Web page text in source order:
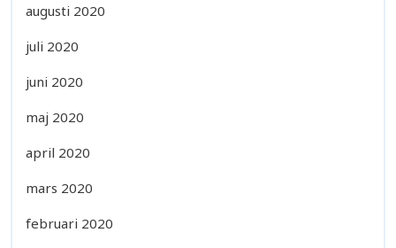
augusti 2020
juli 2020
juni 2020
maj 2020
april 2020
mars 2020
februari 2020